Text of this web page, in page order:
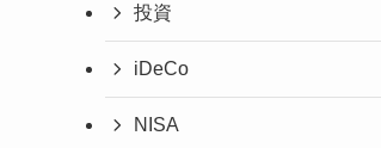
投資
iDeCo
NISA